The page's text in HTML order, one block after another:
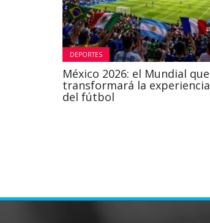
DEPORTES
México 2026: el Mundial que
transformará la experiencia
del fútbol